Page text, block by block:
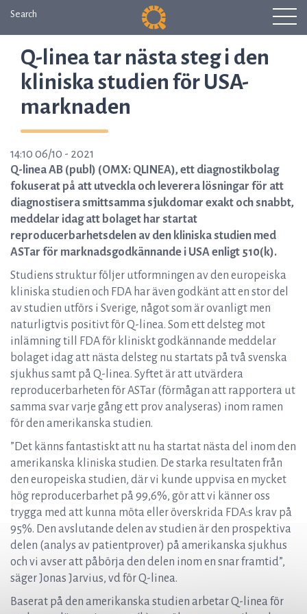
Search
Q-linea tar nästa steg i den
kliniska studien för USA-
marknaden
14:10 06/10 - 2021
Q-linea AB (publ) (OMX: QLINEA), ett diagnostikbolag
fokuserat på att utveckla och leverera lösningar för att
diagnostisera smittsamma sjukdomar exakt och snabbt,
meddelar idag att bolaget har startat
reproducerbarhetsdelen av den kliniska studien med
ASTar för marknadsgodkännande i USA enligt 510(k).
Studiens struktur följer utformningen av den europeiska
kliniska studien och FDA har även godkänt att en stor del
av studien utförs i Sverige, något som är ovanligt men
naturligtvis positivt för Q-linea. Som ett delsteg mot
inlämning till FDA för kliniskt godkännande meddelar
bolaget idag att nästa delsteg nu startats på två svenska
sjukhus samt på Q-linea. Syftet är att utvärdera
reproducerbarheten för ASTar (förmågan att rapportera ut
samma svar varje gång ett prov analyseras) inom ramen
för den amerikanska studien.
”Det känns fantastiskt att nu ha startat nästa del inom den
amerikanska kliniska studien. De starka resultaten från
den europeiska studien, där vi kunde uppvisa en mycket
hög reproducerbarhet på 99,6%, gör att vi känner oss
trygga med att kunna möta eller överskrida FDA:s krav på
95%. Den avslutande delen av studien är den prospektiva
delen (analys av patientprover) på amerikanska sjukhus
och vi avser att påbörja den delen inom en snar framtid”,
säger Jonas Jarvius, vd för Q-linea.
Baserat på den amerikanska studien arbetar Q-linea för